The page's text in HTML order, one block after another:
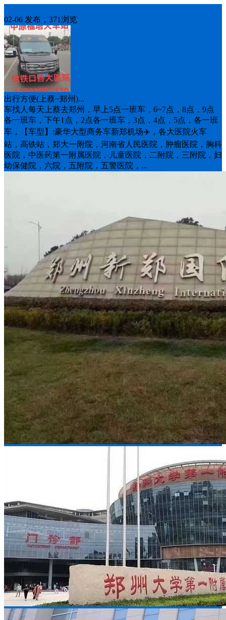
02-06 发布，371浏览
出行方便(上蔡~郑州)...
车找人每天上蔡去郑州，早上5点一班车，6~7点，8点，9点
各一班车，下午1点，2点各一班车，3点，4点，5点，各一班
车，【车型】:豪华大型商务车新郑机场✈️，各大医院火车
站，高铁站，郑大一附院，河南省人民医院，肿瘤医院，胸科
医院，中医药第一附属医院，儿童医院，二附院，三附院，妇
幼保健院，六院，五附院，五警医院，...